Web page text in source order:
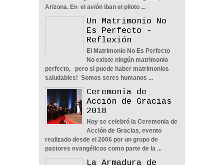
04 Jun 2022 0
Una Familia Unida Es
Importante - Reflexión
12 May 2026 0
Arizona. En el avión iban el piloto ...
Un Matrimonio No
Es Perfecto -
Reflexión
El Matrimonio No Es Perfecto
No existe ningún matrimonio
perfecto, pero si puede haber matrimonios
saludables! Somos seres humanos ...
Ceremonia de
Acción de Gracias
2018
Hoy se celebró la Ceremonia de
Acción de Gracias, evento
realizado desde el 2006 por un grupo de
pastores evangélicos como parte de la ...
La Armadura de